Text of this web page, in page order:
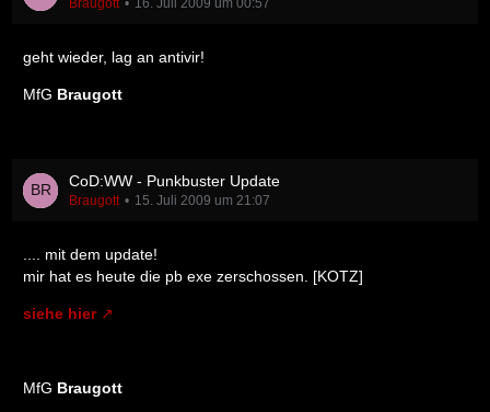
Braugott 16. Juli 2009 um 00:57
geht wieder, lag an antivir!
MfG Braugott
CoD:WW - Punkbuster Update
Braugott 15. Juli 2009 um 21:07
.... mit dem update!
mir hat es heute die pb exe zerschossen. [KOTZ]
siehe hier
MfG Braugott